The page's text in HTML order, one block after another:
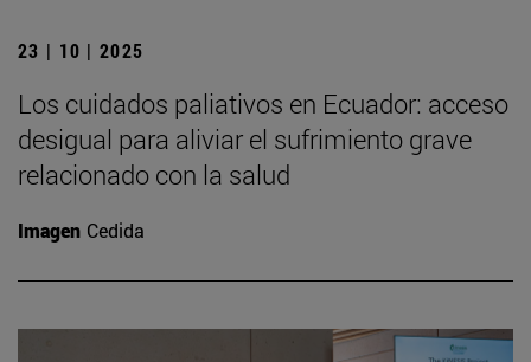
23 | 10 | 2025
Los cuidados paliativos en Ecuador: acceso
desigual para aliviar el sufrimiento grave
relacionado con la salud
Imagen Cedida